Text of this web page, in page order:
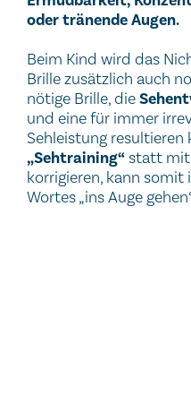
oder tränende Augen.
Beim Kind wird das
Brille zusätzlich auch
nötige Brille, die
und eine für immer
Sehleistung resultieren
„Sehtraining“statt mit
korrigieren, kann somit
Wortes „ins Auge